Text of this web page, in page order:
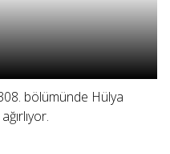
bölümünde Hülya